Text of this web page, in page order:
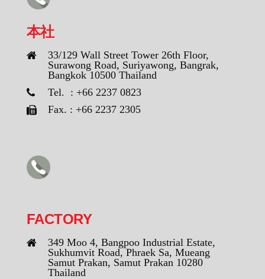
本社
33/129 Wall Street Tower 26th Floor,
Surawong Road, Suriyawong, Bangrak,
Bangkok 10500 Thailand
Tel. : +66 2237 0823
Fax. : +66 2237 2305
FACTORY
349 Moo 4, Bangpoo Industrial Estate,
Sukhumvit Road, Phraek Sa, Mueang
Samut Prakan, Samut Prakan 10280
Thailand